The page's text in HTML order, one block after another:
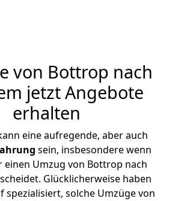
von Bottrop nach
jetzt Angebote
erhalten
eine aufregende, aber auch
sein, insbesondere wenn
einen Umzug von Bottrop nach
Glücklicherweise haben
spezialisiert, solche Umzüge von